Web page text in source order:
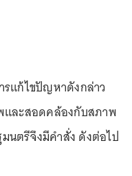
รแก้ไขปัญหาดังกล่าว
และสอดคล้องกับสภาพ
นตรีจึงมีคำสั่ง ดังต่อไป